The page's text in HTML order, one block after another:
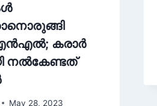
കരാർ
നൽകേണ്ടത്
May 28, 2023